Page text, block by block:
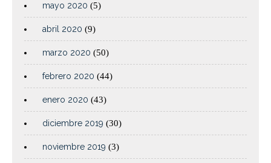
mayo 2020 (5)
abril 2020 (9)
marzo 2020 (50)
febrero 2020 (44)
enero 2020 (43)
diciembre 2019 (30)
noviembre 2019 (3)